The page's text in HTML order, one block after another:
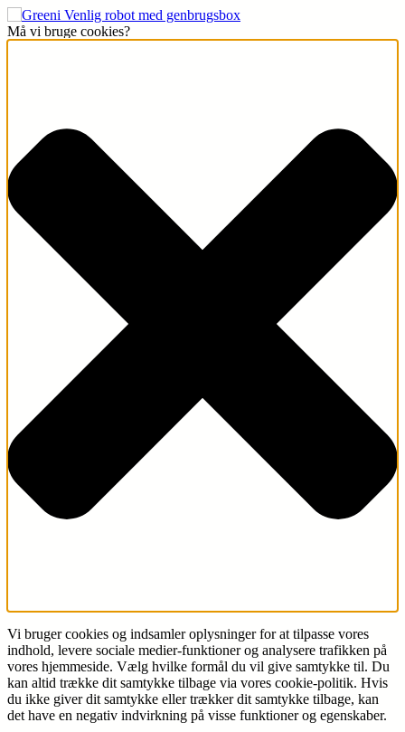
Må vi bruge cookies?
Vi bruger cookies og indsamler oplysninger for at tilpasse vores
indhold, levere sociale medier-funktioner og analysere trafikken på
vores hjemmeside. Vælg hvilke formål du vil give samtykke til. Du
kan altid trække dit samtykke tilbage via vores cookie-politik. Hvis
du ikke giver dit samtykke eller trækker dit samtykke tilbage, kan
det have en negativ indvirkning på visse funktioner og egenskaber.